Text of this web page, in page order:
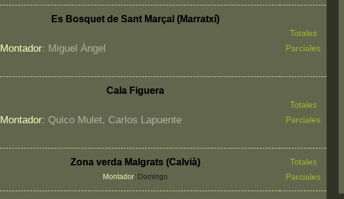
Es Bosquet de Sant Marçal (Marratxí)
Montador: Miguel Ángel
Totales
Parciales
Cala Figuera
Montador: Quico Mulet, Carlos Lapuente
Totales
Parciales
Zona verda Malgrats (Calvià)
Montador: Domingo
Totales
Parciales